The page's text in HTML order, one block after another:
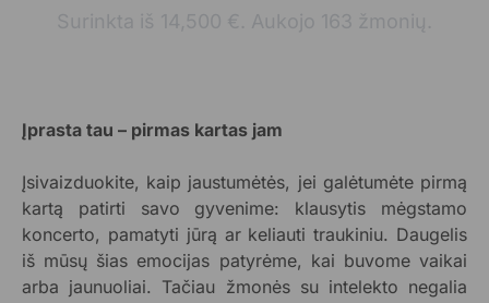
Įprasta tau – pirmas kartas jam
Įsivaizduokite, kaip jaustumėtės, jei galėtumėte pirmą
kartą patirti savo gyvenime: klausytis mėgstamo
koncerto, pamatyti jūrą ar keliauti traukiniu. Daugelis
iš mūsų šias emocijas patyrėme, kai buvome vaikai
arba jaunuoliai. Tačiau žmonės su intelekto negalia